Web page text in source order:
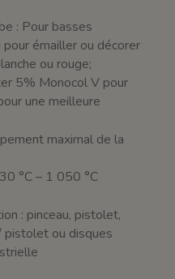
: Pour basses
émailler ou décorer
ou rouge;
5% Monocol V pour
une meilleure
maximal de la
°C – 1 050 °C
: pinceau, pistolet,
pistolet ou disques